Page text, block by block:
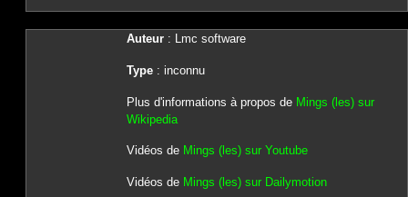
Auteur: Lmc software
Type: inconnu
Plus d'informations à propos de Mings (les) sur
Wikipedia
Vidéos de Mings (les) sur Youtube
Vidéos de Mings (les) sur Dailymotion